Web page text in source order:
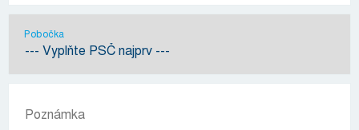
Pobočka